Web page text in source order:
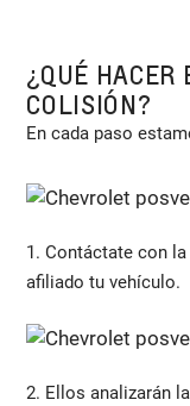
¿QUÉ HACER
COLISIÓN?
En cada paso
1. Contáctate con
afiliado tu vehículo.
2. Ellos analizarán